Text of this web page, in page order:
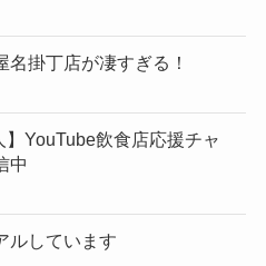
名掛丁店が凄すぎる！
】YouTube飲食店応援チャ
中
ルしています